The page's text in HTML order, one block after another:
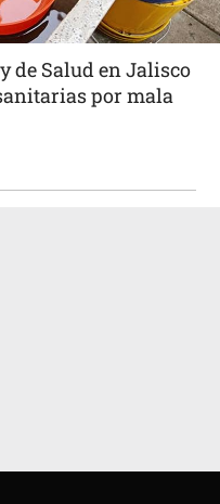
de Salud en Jalisco
por mala